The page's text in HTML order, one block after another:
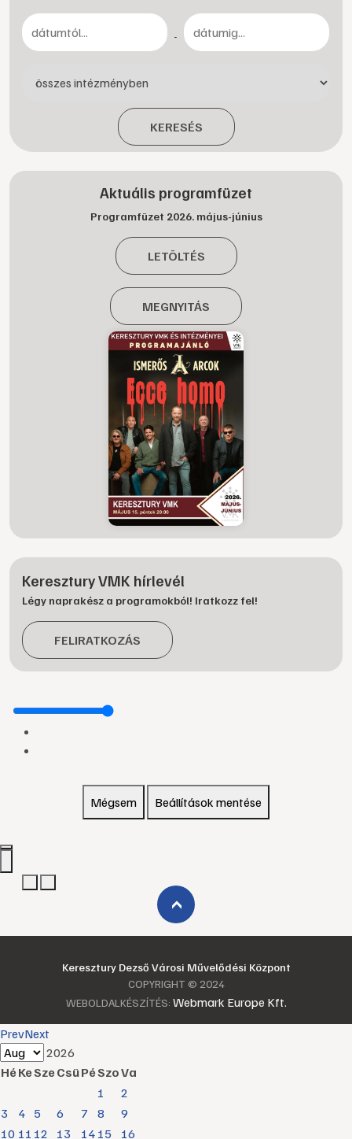
-
KERESÉS
Aktuális programfüzet
Programfüzet 2026. május-június
LETÖLTÉS
MEGNYITÁS
Keresztury VMK hírlevél
Légy naprakész a programokból! Iratkozz fel!
FELIRATKOZÁS
Mégsem Beállítások mentése
›
Keresztury Dezső Városi Művelődési Központ
COPYRIGHT © 2024
WEBOLDALKÉSZÍTÉS: Webmark Europe Kft.
PrevNext
2026
HéKeSzeCsüPéSzoVa
1
2
3
4 5 6 7 8
9
10 11 12 13 14 15 16